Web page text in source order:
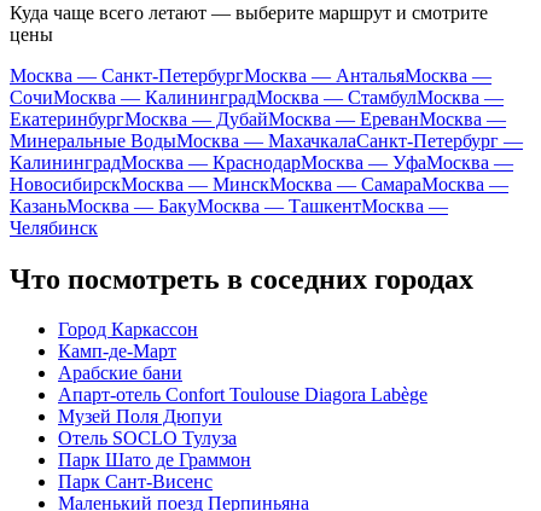
Куда чаще всего летают — выберите маршрут и смотрите
цены
Москва — Санкт-ПетербургМосква — АнтальяМосква —
СочиМосква — КалининградМосква — СтамбулМосква —
ЕкатеринбургМосква — ДубайМосква — ЕреванМосква —
Минеральные ВодыМосква — МахачкалаСанкт-Петербург —
КалининградМосква — КраснодарМосква — УфаМосква —
НовосибирскМосква — МинскМосква — СамараМосква —
КазаньМосква — БакуМосква — ТашкентМосква —
Челябинск
Что посмотреть в соседних городах
Город Каркассон
Камп-де-Март
Арабские бани
Апарт-отель Confort Toulouse Diagora Labège
Музей Поля Дюпуи
Отель SOCLO Тулуза
Парк Шато де Граммон
Парк Сант-Висенс
Маленький поезд Перпиньяна